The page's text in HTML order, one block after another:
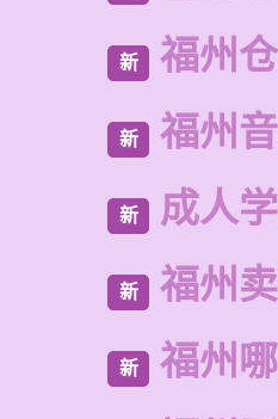
新 福州
新 福州
新 成人
新 福州
新 福州